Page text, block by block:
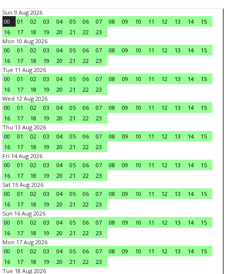
Sun 9 Aug 2026
00
01 02 03 04 05 06 07 08 09 10 11 12 13 14
15
16
17 18 19 20 21 22
23
Mon 10 Aug 2026
00
01 02 03 04 05 06 07 08 09 10 11 12 13 14
15
16
17 18 19 20 21 22
23
Tue 11 Aug 2026
00
01 02 03 04 05 06 07 08 09 10 11 12 13 14
15
16
17 18 19 20 21 22
23
Wed 12 Aug 2026
00
01 02 03 04 05 06 07 08 09 10 11 12 13 14
15
16
17 18 19 20 21 22
23
Thu 13 Aug 2026
00
01 02 03 04 05 06 07 08 09 10 11 12 13 14
15
16
17 18 19 20 21 22
23
Fri 14 Aug 2026
00
01 02 03 04 05 06 07 08 09 10 11 12 13 14
15
16
17 18 19 20 21 22
23
Sat 15 Aug 2026
00
01 02 03 04 05 06 07 08 09 10 11 12 13 14
15
16
17 18 19 20 21 22
23
Sun 16 Aug 2026
00
01 02 03 04 05 06 07 08 09 10 11 12 13 14
15
16
17 18 19 20 21 22
23
Mon 17 Aug 2026
00
01 02 03 04 05 06 07 08 09 10 11 12 13 14
15
16
17 18 19 20 21 22
23
Tue 18 Aug 2026